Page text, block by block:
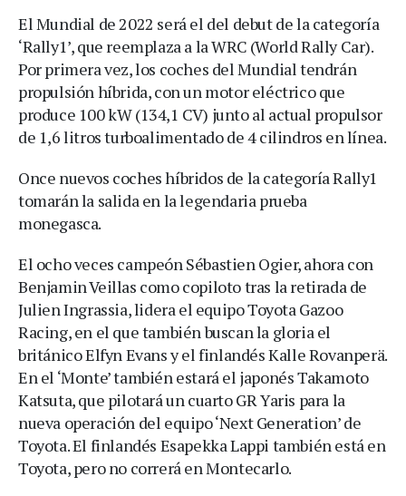
El Mundial de 2022 será el del debut de la categoría
‘Rally1’, que reemplaza a la WRC (World Rally Car).
Por primera vez, los coches del Mundial tendrán
propulsión híbrida, con un motor eléctrico que
produce 100 kW (134,1 CV) junto al actual propulsor
de 1,6 litros turboalimentado de 4 cilindros en línea.
Once nuevos coches híbridos de la categoría Rally1
tomarán la salida en la legendaria prueba
monegasca.
El ocho veces campeón Sébastien Ogier, ahora con
Benjamin Veillas como copiloto tras la retirada de
Julien Ingrassia, lidera el equipo Toyota Gazoo
Racing, en el que también buscan la gloria el
británico Elfyn Evans y el finlandés Kalle Rovanperä.
En el ‘Monte’ también estará el japonés Takamoto
Katsuta, que pilotará un cuarto GR Yaris para la
nueva operación del equipo ‘Next Generation’ de
Toyota. El finlandés Esapekka Lappi también está en
Toyota, pero no correrá en Montecarlo.